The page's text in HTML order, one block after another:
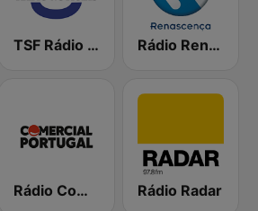
TSF Rádio Notícias Rádio Renascença
Rádio Comercial Portugal Rádio Radar